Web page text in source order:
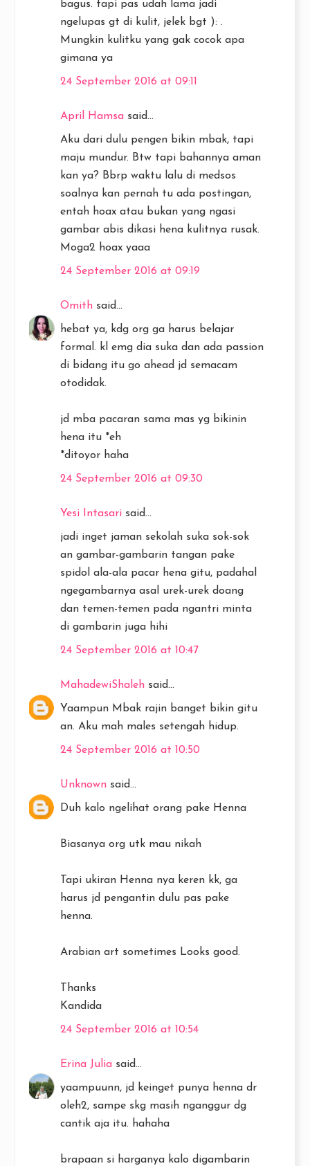
bagus. tapi pas udah lama jadi
ngelupas gt di kulit, jelek bgt ): .
Mungkin kulitku yang gak cocok apa
gimana ya
24 September 2016 at 09:11
April Hamsa said...
Aku dari dulu pengen bikin mbak, tapi
maju mundur. Btw tapi bahannya aman
kan ya? Bbrp waktu lalu di medsos
soalnya kan pernah tu ada postingan,
entah hoax atau bukan yang ngasi
gambar abis dikasi hena kulitnya rusak.
Moga2 hoax yaaa
24 September 2016 at 09:19
Omith said...
hebat ya, kdg org ga harus belajar
formal. kl emg dia suka dan ada passion
di bidang itu go ahead jd semacam
otodidak.
jd mba pacaran sama mas yg bikinin
hena itu *eh
*ditoyor haha
24 September 2016 at 09:30
Yesi Intasari said...
jadi inget jaman sekolah suka sok-sok
an gambar-gambarin tangan pake
spidol ala-ala pacar hena gitu, padahal
ngegambarnya asal urek-urek doang
dan temen-temen pada ngantri minta
di gambarin juga hihi
24 September 2016 at 10:47
MahadewiShaleh said...
Yaampun Mbak rajin banget bikin gitu
an. Aku mah males setengah hidup.
24 September 2016 at 10:50
Unknown said...
Duh kalo ngelihat orang pake Henna
Biasanya org utk mau nikah
Tapi ukiran Henna nya keren kk, ga
harus jd pengantin dulu pas pake
henna.
Arabian art sometimes Looks good.
Thanks
Kandida
24 September 2016 at 10:54
Erina Julia said...
yaampuunn, jd keinget punya henna dr
oleh2, sampe skg masih nganggur dg
cantik aja itu. hahaha
brapaan si harganya kalo digambarin